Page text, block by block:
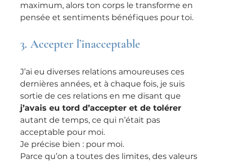
maximum, alors ton corps le transforme en
pensée et sentiments bénéfiques pour toi.
3. Accepter l’inacceptable
J’ai eu diverses relations amoureuses ces
dernières années, et à chaque fois, je suis
sortie de ces relations en me disant que
j’avais eu tord d’accepter et de tolérer
autant de temps, ce qui n’était pas
acceptable pour moi.
Je précise bien : pour moi.
Parce qu’on a toutes des limites, des valeurs